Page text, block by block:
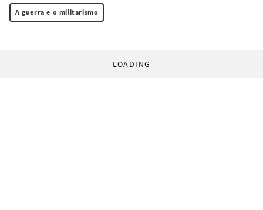
A guerra e o militarismo
LOADING